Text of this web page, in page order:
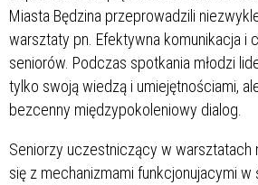
Miasta Będzina przeprowadzili
warsztaty pn. Efektywna komunikacja i
seniorów. Podczas spotkania młodzi
tylko swoją wiedzą i umiejętnościami,
bezcenny międzypokoleniowy dialog.
Seniorzy uczestniczący w warsztatach
się z mechanizmami funkcjonujacymi